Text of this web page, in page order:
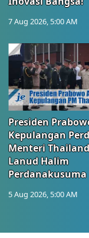
7 Aug 2026, 5:00 AM
Presiden
Kepulangan
Menteri
Lanud Halim
Perdanakusuma
5 Aug 2026, 5:00 AM